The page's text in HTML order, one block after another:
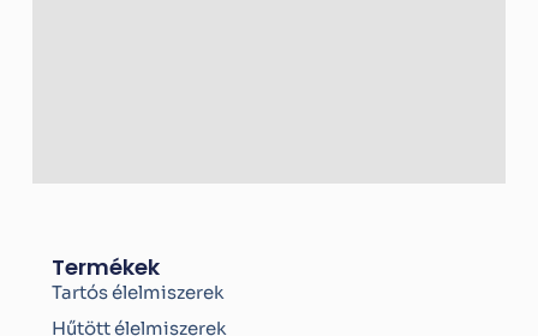
Termékek
Tartós élelmiszerek
Hűtött élelmiszerek